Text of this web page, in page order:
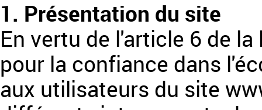
1. Présentation du site
En vertu de l'article 6 de
pour la confiance dans
aux utilisateurs du site